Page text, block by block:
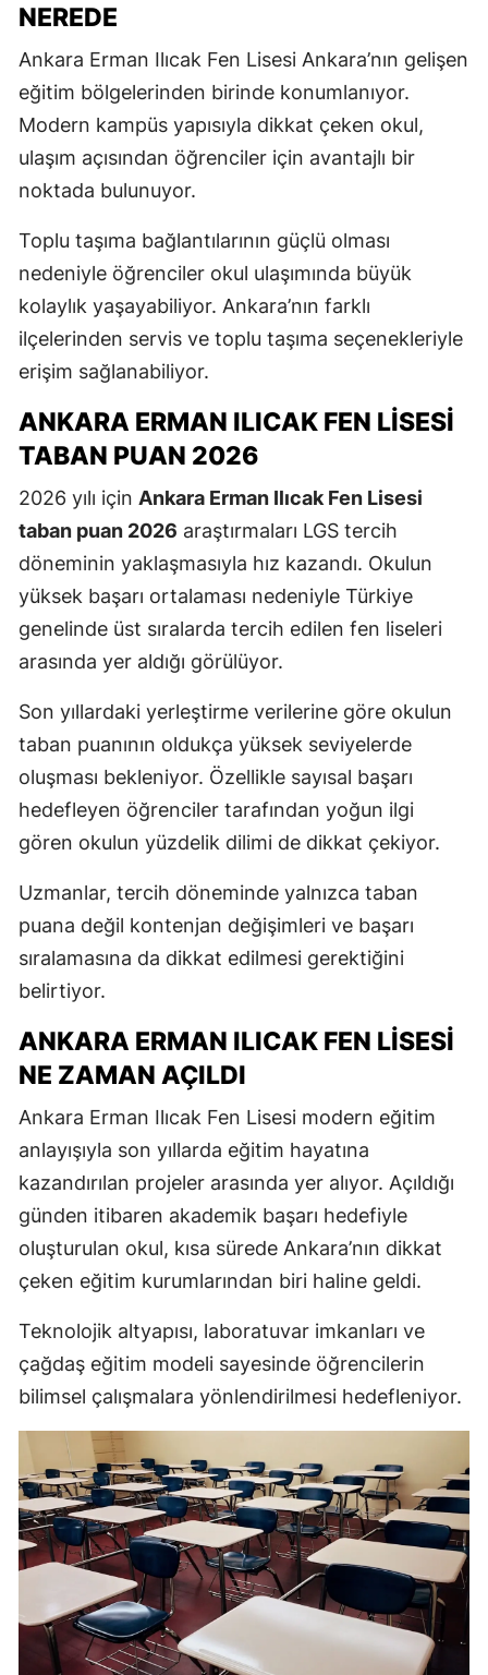
NEREDE
Ankara Erman Ilıcak Fen Lisesi Ankara’nın gelişen
eğitim bölgelerinden birinde konumlanıyor.
Modern kampüs yapısıyla dikkat çeken okul,
ulaşım açısından öğrenciler için avantajlı bir
noktada bulunuyor.
Toplu taşıma bağlantılarının güçlü olması
nedeniyle öğrenciler okul ulaşımında büyük
kolaylık yaşayabiliyor. Ankara’nın farklı
ilçelerinden servis ve toplu taşıma seçenekleriyle
erişim sağlanabiliyor.
ANKARA ERMAN ILICAK FEN LISESI
TABAN PUAN 2026
2026 yılı için Ankara Erman Ilıcak Fen Lisesi
taban puan 2026 araştırmaları LGS tercih
döneminin yaklaşmasıyla hız kazandı. Okulun
yüksek başarı ortalaması nedeniyle Türkiye
genelinde üst sıralarda tercih edilen fen liseleri
arasında yer aldığı görülüyor.
Son yıllardaki yerleştirme verilerine göre okulun
taban puanının oldukça yüksek seviyelerde
oluşması bekleniyor. Özellikle sayısal başarı
hedefleyen öğrenciler tarafından yoğun ilgi
gören okulun yüzdelik dilimi de dikkat çekiyor.
Uzmanlar, tercih döneminde yalnızca taban
puana değil kontenjan değişimleri ve başarı
sıralamasına da dikkat edilmesi gerektiğini
belirtiyor.
ANKARA ERMAN ILICAK FEN LISESI
NE ZAMAN AÇILDI
Ankara Erman Ilıcak Fen Lisesi modern eğitim
anlayışıyla son yıllarda eğitim hayatına
kazandırılan projeler arasında yer alıyor. Açıldığı
günden itibaren akademik başarı hedefiyle
oluşturulan okul, kısa sürede Ankara’nın dikkat
çeken eğitim kurumlarından biri haline geldi.
Teknolojik altyapısı, laboratuvar imkanları ve
çağdaş eğitim modeli sayesinde öğrencilerin
bilimsel çalışmalara yönlendirilmesi hedefleniyor.